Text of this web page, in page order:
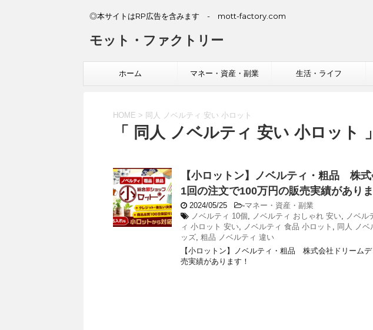
◎本サイトはRP広告を含みます - mott-factory.com
モット・ファクトリー
ホーム マネー・資産・副業 生活・ライフ
HOME > 同人 ノベルティ 安い 小ロット
「 同人 ノベルティ 安い 小ロット
【小ロットン】ノベルティ・粗品 株
1回の注文で100万円の販売実績がありま
2024/05/25 -マネー・資産・副業
ノベルティ 10個, ノベルティ おしゃれ 安い, ノベル
ィ 小ロット 安い, ノベルティ 食品 小ロット , 同人 ノベ
ッズ, 粗品 ノベルティ 違い
【小ロットン】ノベルティ・粗品 株式会社ドリーム
売実績があります！